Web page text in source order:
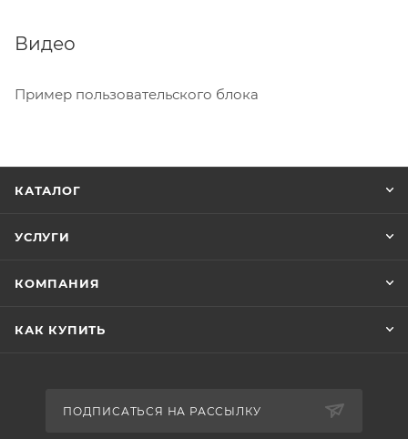
Видео
Пример пользовательского блока
КАТАЛОГ
УСЛУГИ
КОМПАНИЯ
КАК КУПИТЬ
ПОДПИСАТЬСЯ НА РАССЫЛКУ